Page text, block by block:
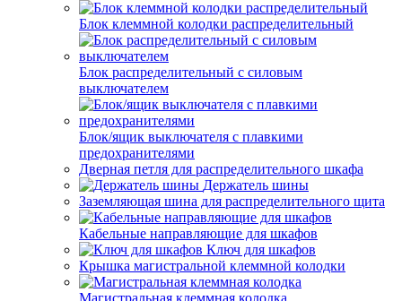
Блок клеммной колодки распределительный
Блок распределительный с силовым
выключателем
Блок/ящик выключателя с плавкими
предохранителями
Дверная петля для распределительного шкафа
Держатель шины
Заземляющая шина для распределительного щита
Кабельные направляющие для шкафов
Ключ для шкафов
Крышка магистральной клеммной колодки
Магистральная клеммная колодка